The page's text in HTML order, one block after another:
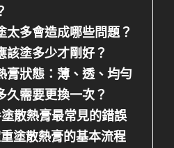
太多會造成哪些問題？
該塗多少才剛好？
膏狀態：薄、透、均勻
久需要更換一次？
散熱膏最常見的錯誤
塗散熱膏的基本流程